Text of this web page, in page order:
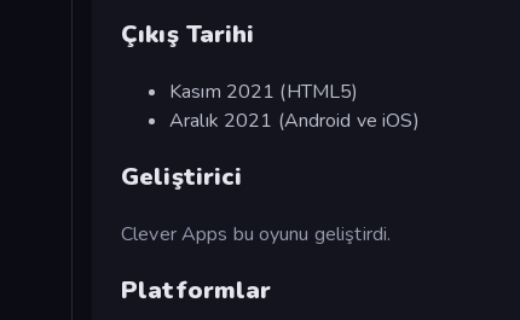
Çıkış Tarihi
Kasım 2021 (HTML5)
Aralık 2021 (Android ve iOS)
Geliştirici
Clever Apps bu oyunu geliştirdi.
Platformlar